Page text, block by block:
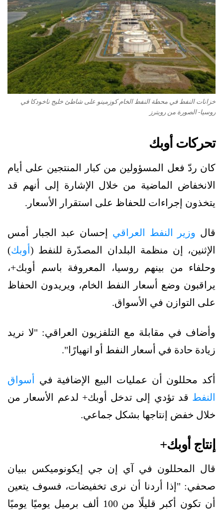
خزانات النفط في محطة النفط الخام كوزمينو على شاطئ خليج ناخودكا في
روسيا- الصورة من رويترز
تحركات أوبك
كان ردّ فعل المسؤولين من كبار المنتجين على أيام
الانخفاض الماضية من خلال الإشارة إلى أنهم قد
يتخذون إجراءات للحفاظ على استقرار الأسعار.
قال وزير النفط العراقي إحسان عبد الجبار أمس
الإثنين، إن منظمة البلدان المصدّرة للنفط (أوبك)
وحلفاء من بينهم روسيا، المعروفة باسم أوبك+،
يراقبون وضع أسعار النفط الخام، ويريدون الحفاظ
على التوازن في الأسواق.
وأضاف في مقابلة مع التلفزيون العراقي: "لا نريد
زيادة حادة في أسعار النفط أو انهيارًا".
أكد محللون أن عمليات البيع الإضافية في أسواق
النفط قد تؤدي إلى تدخل أوبك+ لدعم الأسعار من
خلال خفض إنتاجها بشكل جماعي.
إنتاج أوبك+
قال المحللون في آي إن جي إيكونوميكس ببيان
صحفي: "إذا أردنا أن نرى تخفيضات، فسوف يتعين
أن تكون أكبر قليلًا من 100 ألف برميل يوميًا يوميًا